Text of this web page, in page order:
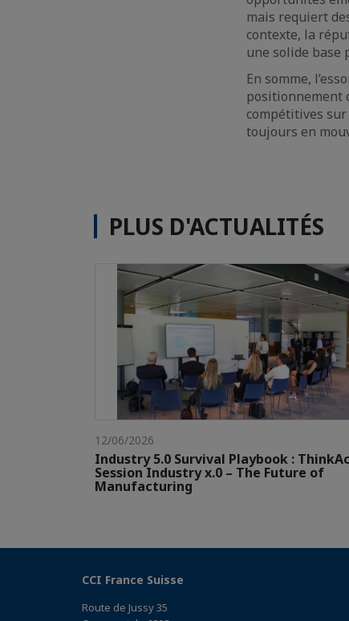
mais requiert
contexte, la
une solide base
En somme,
positionnement
compétitives
toujours en
PLUS D'ACTUALITÉS
12/06/2026
Industry 5.0 Survival Playbook :
Session Industry x.0 – The Future of
Manufacturing
CCI France Suisse
Route de Jussy 35